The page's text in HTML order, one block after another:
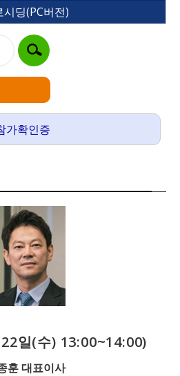
시딩(PC버전)
가확인증
일(수) 13:00~14:00)
훈 대표이사